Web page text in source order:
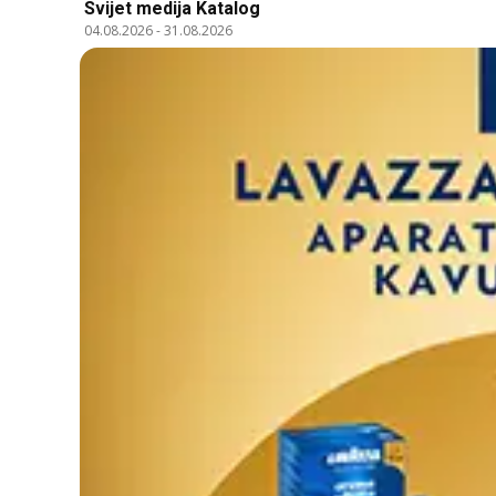
Svijet medija Katalog
04.08.2026-31.08.2026